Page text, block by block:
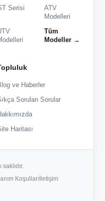
Serisi
ATV
Modelleri
Tüm
Modeller →
ve Haberler
Sorulan Sorular
Haritası
Koşulları İletişim